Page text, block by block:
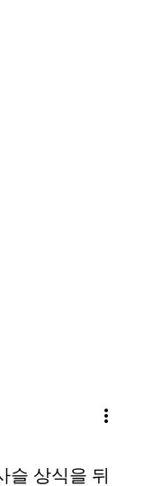
more_vert
상식을 뒤